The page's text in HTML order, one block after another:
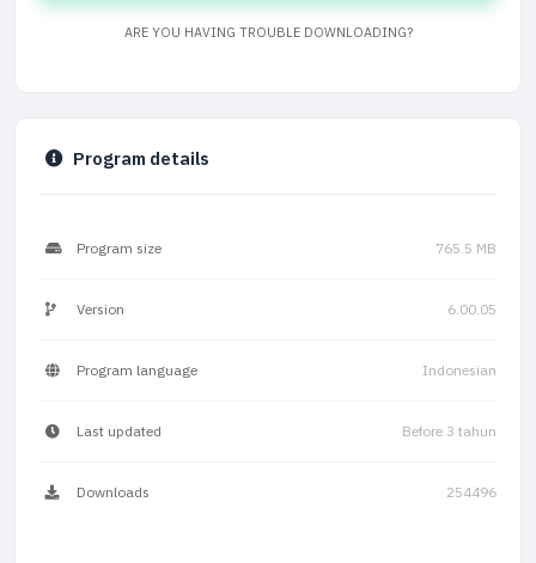
ARE YOU HAVING TROUBLE DOWNLOADING?
Program details
Program size 765.5 MB
Version 6.00.05
Program language Indonesian
Last updated Before 3 tahun
Downloads 254496